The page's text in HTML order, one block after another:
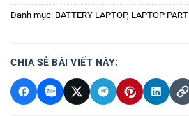
Danh mục: BATTERY LAPTOP, LAPTOP PART
CHIA SẺ BÀI VIẾT NÀY: